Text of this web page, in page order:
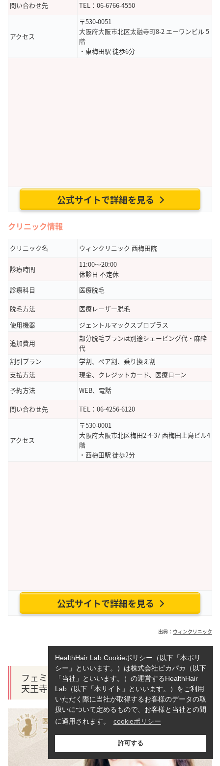
問い合わせ先
TEL：06-6766-4550
アクセス
〒530-0051
大阪府大阪市北区太融寺町8-2 エーワンビル 5
階
・東梅田駅 徒歩6分
公式サイトで詳細を見る
クリニック情報
クリニック名 ウィンクリニック 西梅田院
診療時間
11:00～20:00
休診日 不定休
診療科目
医療脱毛
脱毛方法
医療レーザー脱毛
使用機器
ジェントルマックスプロプラス
追加費用
部分脱毛プランは別途シェービング代・麻酔
代
割引プラン
学割、ペア割、乗り換え割
支払方法
現金、クレジットカード、医療ローン
予約方法
WEB、電話
問い合わせ先
TEL：06-4256-6120
アクセス
〒530-0001
大阪府大阪市北区梅田2-4-37 西梅田上島ビル4
階
・西梅田駅 徒歩2分
公式サイトで詳細を見る
出典： ウィンクリニック
フェミークリニック 大阪梅田院、心斎橋院、
天王寺院
HealthHair Lab Cookieポリシー（以下「本ポリ
シー」といいます。）は株式会社ピカパカ（以下
「当社」といいます。）の運営するHealthHair
Lab（以下「本サイト」といいます。）をご利用
いただく際に当社が取得するお客様のデータの取
扱いについて定めるもので、お客様と当社との間
に適用されます。
cookieポリシー
許可する